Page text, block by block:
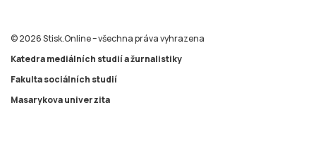
© 2026 Stisk.Online – všechna práva vyhrazena
Katedra mediálních studií a žurnalistiky
Fakulta sociálních studií
Masarykova univerzita